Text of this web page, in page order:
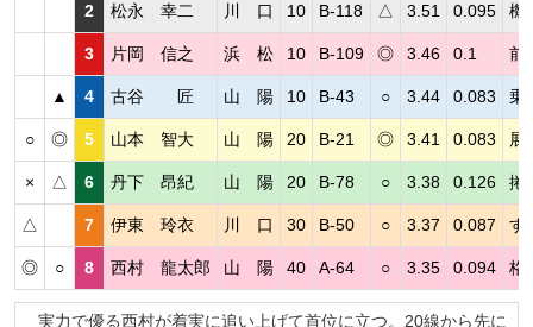
2 松永 幸二 川 口 10 B-118 △ 3.51 0.095 機
3 片岡 信之 浜 松 10 B-109 ◎ 3.46 0.1 前
▲ 4 古谷 匠 山 陽 10 B-43 ○ 3.44 0.083 乗
○ ◎ 5 山本 智大 山 陽 20 B-21 ◎ 3.41 0.083 展
× △ 6 丹下 昂紀 山 陽 20 B-78 ○ 3.38 0.126 捲
△ 7 伊東 玲衣 川 口 30 B-50 ○ 3.37 0.087 す
◎ ○ 8 西村 龍太郎 山 陽 40 A-64 ○ 3.35 0.094 格
実力で優る西村が着実に追い上げて首位に立つ。20線から先に